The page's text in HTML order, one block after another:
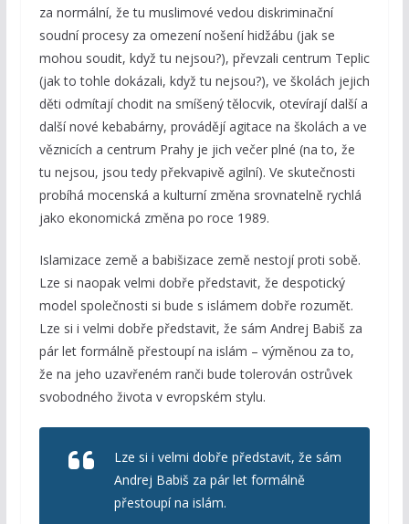
za normální, že tu muslimové vedou diskriminační
soudní procesy za omezení nošení hidžábu (jak se
mohou soudit, když tu nejsou?), převzali centrum Teplic
(jak to tohle dokázali, když tu nejsou?), ve školách jejich
děti odmítají chodit na smíšený tělocvik, otevírají další a
další nové kebabárny, provádějí agitace na školách a ve
věznicích a centrum Prahy je jich večer plné (na to, že
tu nejsou, jsou tedy překvapivě agilní). Ve skutečnosti
probíhá mocenská a kulturní změna srovnatelně rychlá
jako ekonomická změna po roce 1989.
Islamizace země a babišizace země nestojí proti sobě.
Lze si naopak velmi dobře představit, že despotický
model společnosti si bude s islámem dobře rozumět.
Lze si i velmi dobře představit, že sám Andrej Babiš za
pár let formálně přestoupí na islám – výměnou za to,
že na jeho uzavřeném ranči bude tolerován ostrůvek
svobodného života v evropském stylu.
Lze si i velmi dobře představit, že sám
Andrej Babiš za pár let formálně
přestoupí na islám.